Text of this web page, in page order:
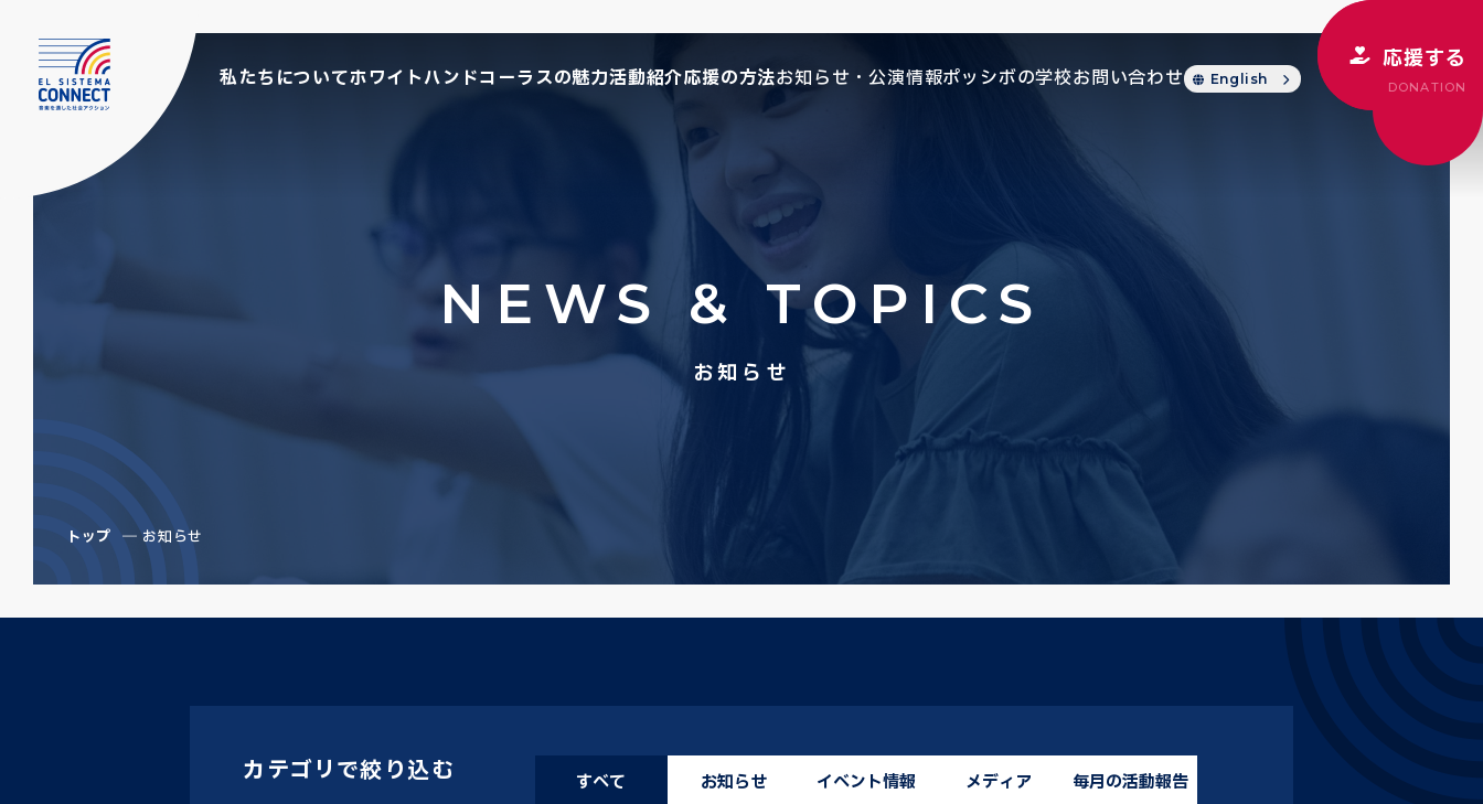
私たちについてホワイトハンドコーラスの魅力活動紹介応援の方法お知らせ・公演情報ポッシボの学校お問い合わせ English
応援する
DONATION
NEWS & TOPICS
お知らせ
トップ お知らせ
カテゴリで絞り込む すべて お知らせ イベント情報 メディア 毎月の活動報告